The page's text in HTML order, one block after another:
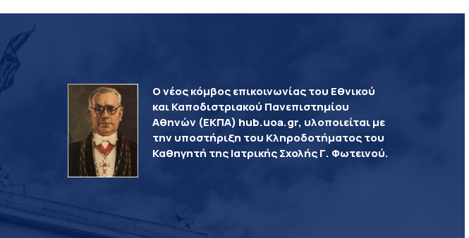
Ο νέος κόμβος επικοινωνίας του Εθνικού
και Καποδιστριακού Πανεπιστημίου
Αθηνών (ΕΚΠΑ) hub.uoa.gr, υλοποιείται με
την υποστήριξη του Κληροδοτήματος του
Καθηγητή της Ιατρικής Σχολής Γ. Φωτεινού.